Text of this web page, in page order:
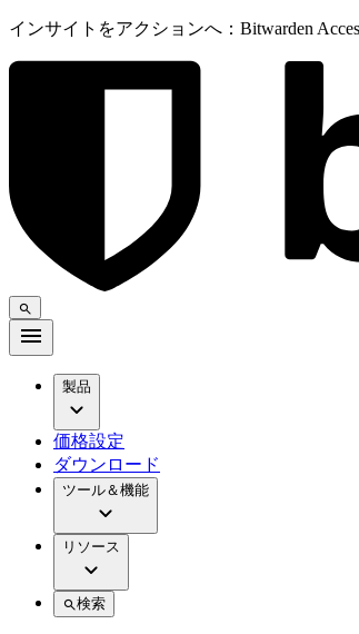
インサイトをアクションへ：Bitwarden
製品
価格設定
ダウンロード
ツール＆機能
リソース
検索